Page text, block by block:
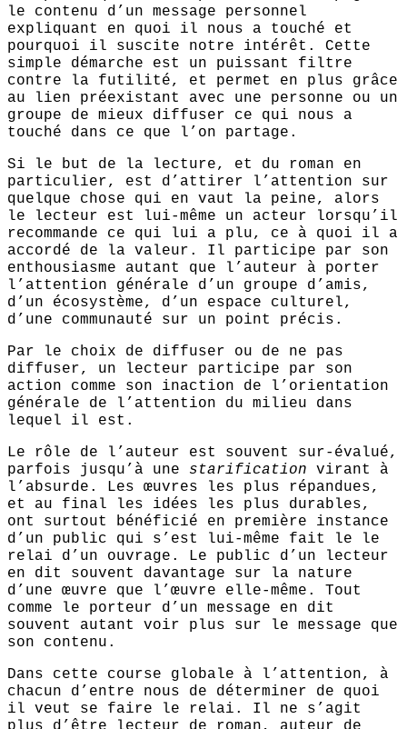
le contenu d’un message personnel
expliquant en quoi il nous a touché et
pourquoi il suscite notre intérêt. Cette
simple démarche est un puissant filtre
contre la futilité, et permet en plus grâce
au lien préexistant avec une personne ou un
groupe de mieux diffuser ce qui nous a
touché dans ce que l’on partage.
Si le but de la lecture, et du roman en
particulier, est d’attirer l’attention sur
quelque chose qui en vaut la peine, alors
le lecteur est lui-même un acteur lorsqu’il
recommande ce qui lui a plu, ce à quoi il a
accordé de la valeur. Il participe par son
enthousiasme autant que l’auteur à porter
l’attention générale d’un groupe d’amis,
d’un écosystème, d’un espace culturel,
d’une communauté sur un point précis.
Par le choix de diffuser ou de ne pas
diffuser, un lecteur participe par son
action comme son inaction de l’orientation
générale de l’attention du milieu dans
lequel il est.
Le rôle de l’auteur est souvent sur-évalué,
parfois jusqu’à une starification virant à
l’absurde. Les œuvres les plus répandues,
et au final les idées les plus durables,
ont surtout bénéficié en première instance
d’un public qui s’est lui-même fait le le
relai d’un ouvrage. Le public d’un lecteur
en dit souvent davantage sur la nature
d’une œuvre que l’œuvre elle-même. Tout
comme le porteur d’un message en dit
souvent autant voir plus sur le message que
son contenu.
Dans cette course globale à l’attention, à
chacun d’entre nous de déterminer de quoi
il veut se faire le relai. Il ne s’agit